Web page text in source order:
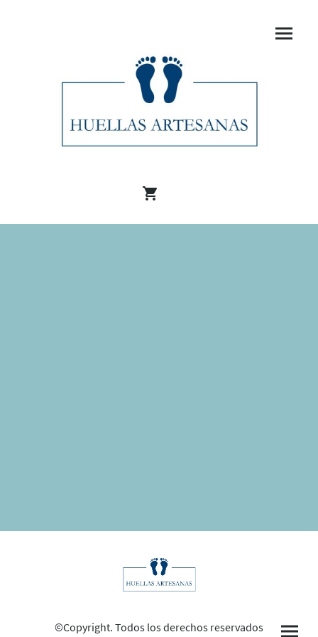
©Copyright. Todos los derechos reservados